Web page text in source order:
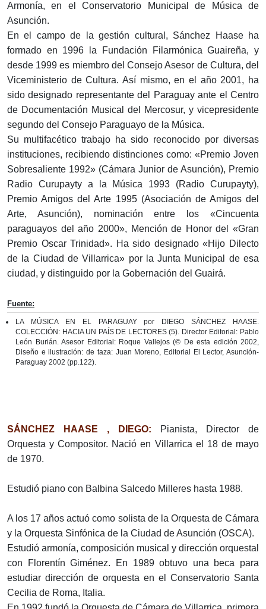
Armonía, en el Conservatorio Municipal de Música de
Asunción.
En el campo de la gestión cultural, Sánchez Haase ha
formado en 1996 la Fundación Filarmónica Guaireña, y
desde 1999 es miembro del Consejo Asesor de Cultura, del
Viceministerio de Cultura. Así mismo, en el año 2001, ha
sido designado representante del Paraguay ante el Centro
de Documentación Musical del Mercosur, y vicepresidente
segundo del Consejo Paraguayo de la Música.
Su multifacético trabajo ha sido reconocido por diversas
instituciones, recibiendo distinciones como: «Premio Joven
Sobresaliente 1992» (Cámara Junior de Asunción), Premio
Radio Curupayty a la Música 1993 (Radio Curupayty),
Premio Amigos del Arte 1995 (Asociación de Amigos del
Arte, Asunción), nominación entre los «Cincuenta
paraguayos del año 2000», Mención de Honor del «Gran
Premio Oscar Trinidad». Ha sido designado «Hijo Dilecto
de la Ciudad de Villarrica» por la Junta Municipal de esa
ciudad, y distinguido por la Gobernación del Guairá.
Fuente:
LA MÚSICA EN EL PARAGUAY por DIEGO SÁNCHEZ HAASE.
COLECCIÓN: HACIA UN PAÍS DE LECTORES (5). Director Editorial: Pablo
León Burián. Asesor Editorial: Roque Vallejos (© De esta edición 2002,
Diseño e ilustración: de taza: Juan Moreno, Editorial El Lector, Asunción-
Paraguay 2002 (pp.122).
SÁNCHEZ HAASE , DIEGO: Pianista, Director de
Orquesta y Compositor. Nació en Villarrica el 18 de mayo
de 1970.
Estudió piano con Balbina Salcedo Milleres hasta 1988.
A los 17 años actuó como solista de la Orquesta de Cámara
y la Orquesta Sinfónica de la Ciudad de Asunción (OSCA).
Estudió armonía, composición musical y dirección orquestal
con Florentín Giménez. En 1989 obtuvo una beca para
estudiar dirección de orquesta en el Conservatorio Santa
Cecilia de Roma, Italia.